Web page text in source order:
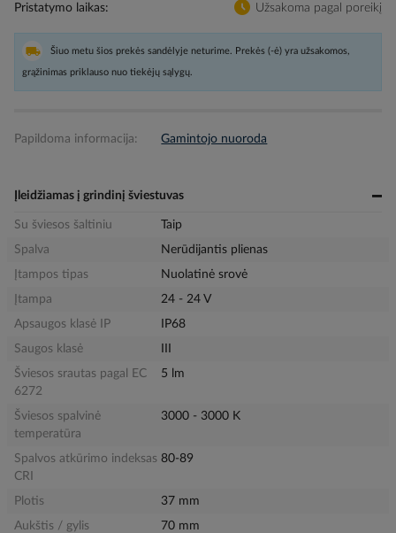
Pristatymo laikas Užsakoma pagal poreikį
Šiuo metu šios prekės sandėlyje neturime. Prekės (-ė) yra užsakomos,
grąžinimas priklauso nuo tiekėjų sąlygų.
Papildoma informacija: Gamintojo nuoroda
Įleidžiamas į grindinį šviestuvas
Su šviesos šaltiniu
Taip
Spalva
Nerūdijantis plienas
Įtampos tipas
Nuolatinė srovė
Įtampa
24 - 24 V
Apsaugos klasė IP
IP68
Saugos klasė
Šviesos srautas pagal EC
6272
5 lm
Šviesos spalvinė
temperatūra
3000 - 3000 K
Spalvos atkūrimo indeksas
CRI
80-89
Plotis
37 mm
Aukštis / gylis
70 mm